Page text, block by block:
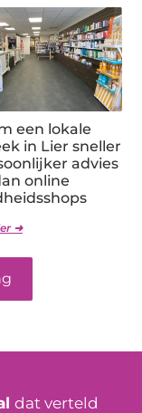
een lokale
in Lier sneller
advies
online
➜
dat verteld